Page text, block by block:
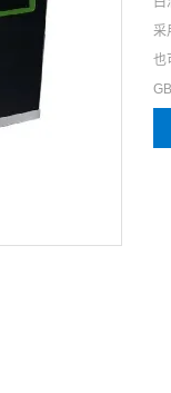
采
也